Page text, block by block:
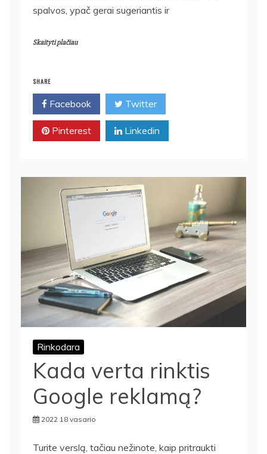
spalvos, ypač gerai sugeriantis ir
Skaityti plačiau
SHARE
Facebook Twitter
Pinterest Linkedin
Rinkodara
Kada verta rinktis
Google reklamą?
2022 18 vasario
Turite verslą, tačiau nežinote, kaip pritraukti